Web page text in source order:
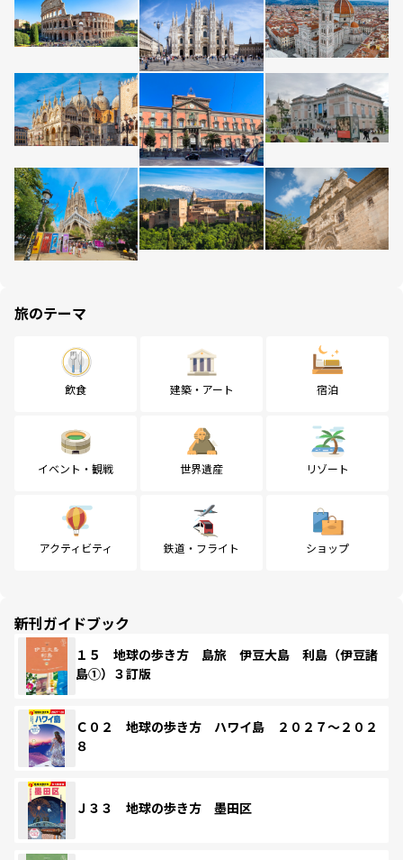
旅のテーマ
飲食 建築・アート 宿泊
イベント・観戦 世界遺産 リゾート
アクティビティ 鉄道・フライト ショップ
新刊ガイドブック
１５ 地球の歩き方 島旅 伊豆大島 利島（伊豆諸
島①）３訂版
Ｃ０２ 地球の歩き方 ハワイ島 ２０２７～２０２
８
Ｊ３３ 地球の歩き方 墨田区